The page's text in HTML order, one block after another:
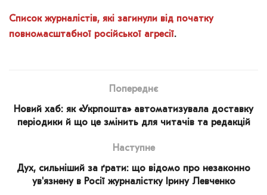
Список журналістів, які загинули від початку
повномасштабної російської агресії.
Попереднє
Новий хаб: як «Укрпошта» автоматизувала доставку
періодики й що це змінить для читачів та редакцій
Наступне
Дух, сильніший за ґрати: що відомо про незаконно
ув'язнену в Росії журналістку Ірину Левченко